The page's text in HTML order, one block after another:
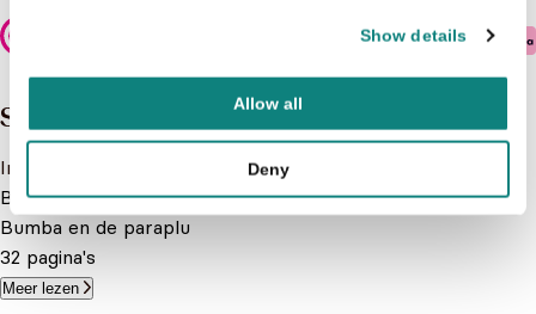
Show details
Allow all
Deny
Veilig betalen
Samenvatting
In deze verhalenbundel van Bumba vind je:
Bumba in Egypte
Bumba en de paraplu
32 pagina's
Meer lezen